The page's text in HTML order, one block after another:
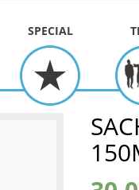
SPECIAL